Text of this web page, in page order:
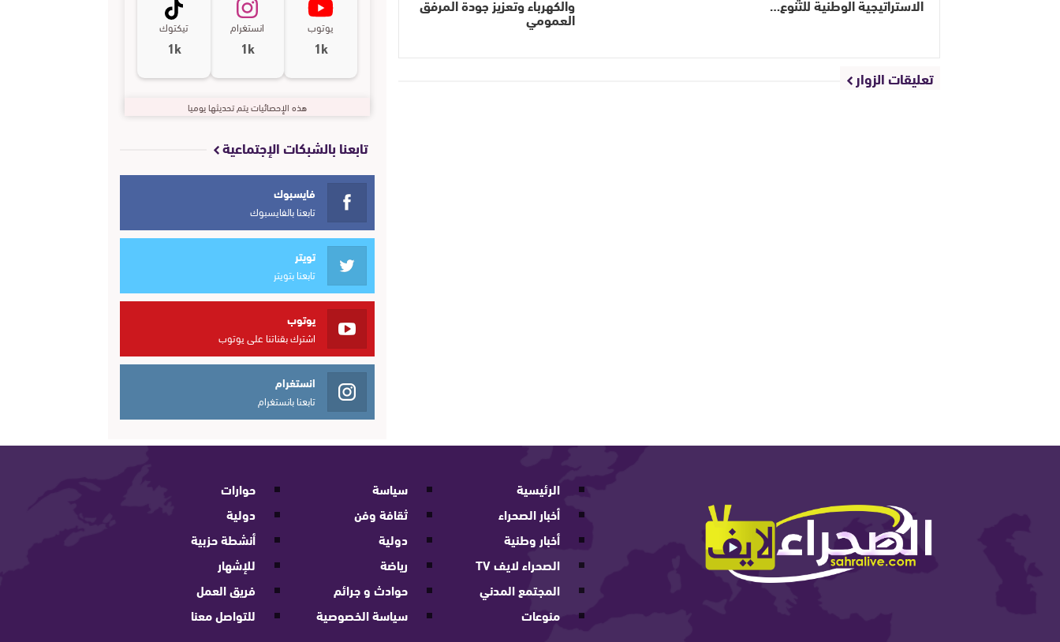
العمومي
تعليقات الزوار
يوتوب
1k
انستغرام
1k
تيكتوك
1k
هذه الإحصائيات يتم تحديثها يوميا
تابعنا بالشبكات الإجتماعية
فايسبوك
تابعنا بالفايسبوك
تويتر
تابعنا بتويتر
يوتوب
اشترك بقناتنا على يوتوب
انستغرام
تابعنا بانستغرام
الرئيسية
أخبار الصحراء
أخبار وطنية
الصحراء لايف TV
المجتمع المدني
منوعات
سياسة
ثقافة وفن
دولية
رياضة
حوادث و جرائم
سياسة الخصوصية
حوارات
دولية
أنشطة حزبية
للإشهار
فريق العمل
للتواصل معنا